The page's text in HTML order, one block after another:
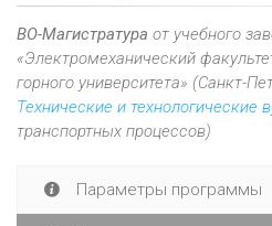
ВО-Магистратура от учебного
«Электромеханический
горного университета» (Санкт-
Технические и технологические
транспортных процессов)
Параметры программы